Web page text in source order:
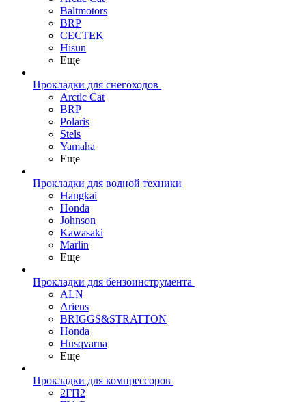
Baltmotors
BRP
CECTEK
Hisun
Еще
Прокладки для снегоходов
Arctic Cat
BRP
Polaris
Stels
Yamaha
Еще
Прокладки для водной техники
Hangkai
Honda
Johnson
Kawasaki
Marlin
Еще
Прокладки для бензоинструмента
ALN
Ariens
BRIGGS&STRATTON
Honda
Husqvarna
Еще
Прокладки для компрессоров
2ГП2